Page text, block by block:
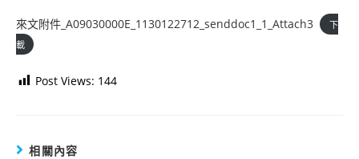
來文附件_A09030000E_1130122712_senddoc1_1_Attach3
下
載
Post Views: 144
相關內容